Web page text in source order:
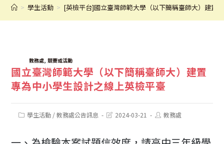
> 學生活動 > [英檢平台]國立臺灣師範大學（以下簡稱臺師大）建置
TAGS:教務處, 競賽或活動
國立臺灣師範大學（以下簡稱臺師大）建置
專為中小學生設計之線上英檢平臺
Post學生活動 / 教務處公告訊息
Post2024-03-21
Post教務處